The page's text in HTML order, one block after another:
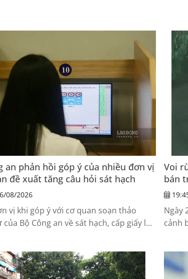
an phản hồi góp ý của nhiều đơn vị
đề xuất tăng câu hỏi sát hạch
08/2026
vị khi góp ý với cơ quan soạn thảo
Bộ Công an về sát hạch, cấp giấy lái
Voi
bán
Ngày
cảnh